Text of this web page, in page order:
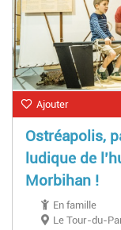
Ajouter
Ostréapolis,
ludique de
Morbihan !
En famille
Le Tour-du-